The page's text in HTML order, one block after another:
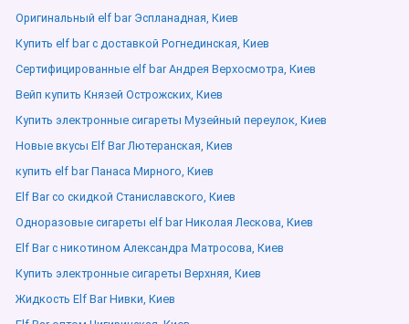
Оригинальный elf bar Эспланадная, Киев
Купить elf bar с доставкой Рогнединская, Киев
Сертифицированные elf bar Андрея Верхосмотра, Киев
Вейп купить Князей Острожских, Киев
Купить электронные сигареты Музейный переулок, Киев
Новые вкусы Elf Bar Лютеранская, Киев
купить elf bar Панаса Мирного, Киев
Elf Bar со скидкой Станиславского, Киев
Одноразовые сигареты elf bar Николая Лескова, Киев
Elf Bar с никотином Александра Матросова, Киев
Купить электронные сигареты Верхняя, Киев
Жидкость Elf Bar Нивки, Киев